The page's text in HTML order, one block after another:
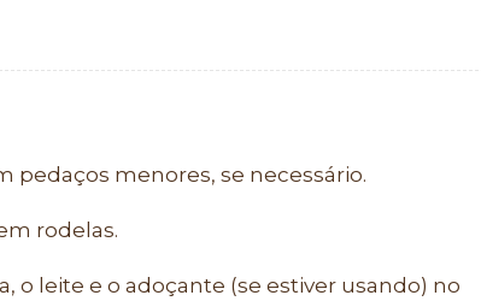
pedaços menores, se necessário.
rodelas.
o leite e o adoçante (se estiver usando) no